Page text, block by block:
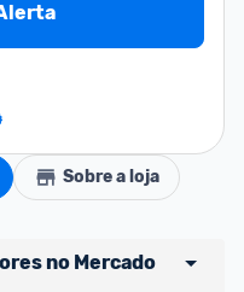
Sobre a loja
no Mercado